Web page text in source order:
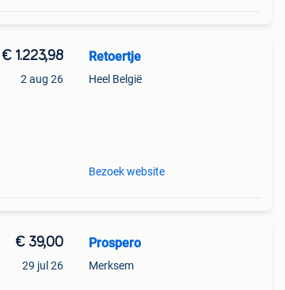
€ 1.223,98
2 aug 26
Retoertje
Heel België
Bezoek website
€ 39,00
29 jul 26
Prospero
Merksem